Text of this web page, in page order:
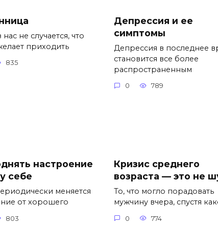
не случается, что
приходить
835
Депрессия и ее
симптомы
Депрессия в последнее
становится все более
распространенным
0 789
настроение
себе
меняется
от хорошего
803
Кризис среднего
возраста — это не
То, что могло порадовать
мужчину вчера, спустя
0 774